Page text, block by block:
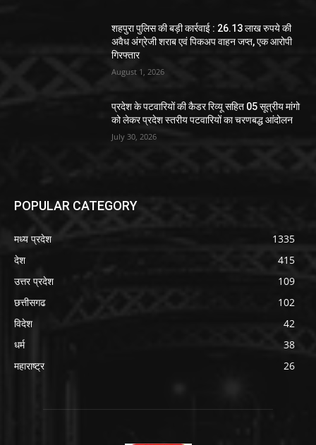
शहपुरा पुलिस की बड़ी कार्रवाई : 26.13 लाख रुपये की
अवैध अंग्रेजी शराब एवं पिकअप वाहन जप्त, एक आरोपी
गिरफ्तार
August 1, 2026
प्रदेश के पटवारियों की कैडर रिव्यू सहित 05 सूत्रीय मांगो
को लेकर प्रदेश स्तरीय पटवारियों का चरणबद्ध आंदोलन
July 30, 2026
POPULAR CATEGORY
मध्य प्रदेश
1335
देश
415
उत्तर प्रदेश
109
छत्तीसगढ
102
विदेश
42
धर्म
38
महाराष्ट्र
26